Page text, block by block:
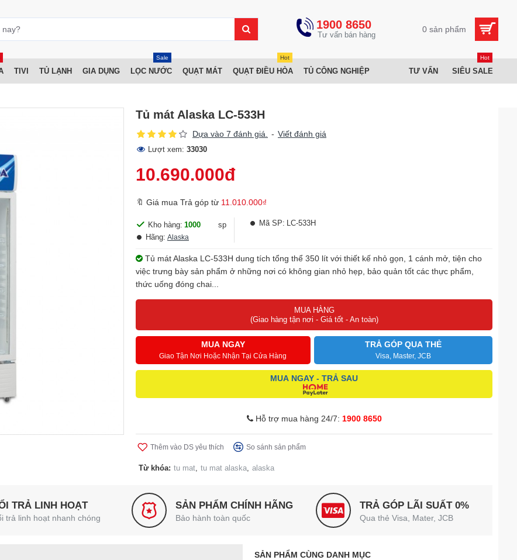
1900 8650 0 sản phẩm
TIVI TỦ LẠNH GIA DỤNG LỌC NƯỚC
Sale
QUẠT MÁT QUẠT ĐIỀU HÒA
Hot
TỦ CÔNG NGHIỆP TƯ VẤN SIÊU SALE
Hot
Tủ mát Alaska LC-533H
Dựa vào 7 đánh giá. - Viết đánh giá
Lượt xem: 33030
10.690.000đ
🔖 Giá mua Trả góp từ 11.010.000₫
Kho hàng: 1000
sp
Hãng: Alaska
Mã SP: LC-533H
Tủ mát Alaska LC-533H dung tích tổng thể 350 lít với thiết kế nhỏ gọn, 1 cánh mở, tiện cho
việc trưng bày sản phẩm ở những nơi có không gian nhỏ hẹp, bảo quản tốt các thực phẩm,
thức uống đóng chai...
MUA HÀNG
(Giao hàng tận nơi - Giá tốt - An toàn)
MUA NGAY
Giao Tận Nơi Hoặc Nhận Tại Cửa Hàng
TRẢ GÓP QUA THẺ
Visa, Master, JCB
MUA NGAY - TRẢ SAU
Hỗ trợ mua hàng 24/7: 1900 8650
Thêm vào DS yêu thích So sánh sản phẩm
Từ khóa: tu mat, tu mat alaska, alaska
TRẢ LINH HOẠT
trả linh hoạt nhanh chóng
SẢN PHẨM CHÍNH HÃNG
Bảo hành toàn quốc
TRẢ GÓP LÃI SUẤT 0%
Qua thẻ Visa, Mater, JCB
SẢN PHẨM CÙNG DANH MỤC